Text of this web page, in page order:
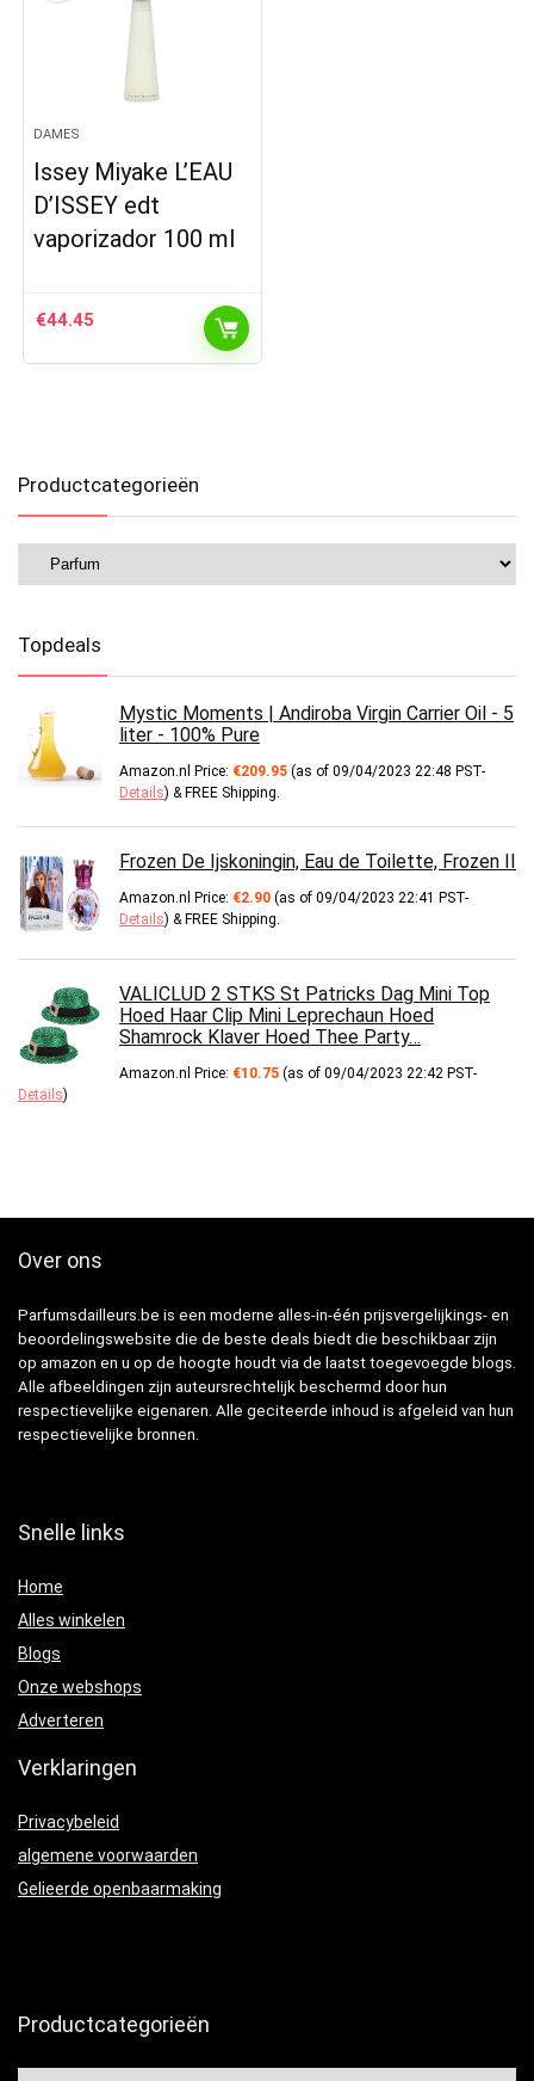
DAMES
Issey Miyake L’EAU
D’ISSEY edt
vaporizador 100 ml
€44.45
Productcategorieën
Topdeals
Mystic Moments | Andiroba Virgin Carrier Oil - 5
liter - 100% Pure
Amazon.nl Price: €209.95 (as of 09/04/2023 22:48 PST-
Details) & FREE Shipping.
Frozen De Ijskoningin, Eau de Toilette, Frozen II
Amazon.nl Price: €2.90 (as of 09/04/2023 22:41 PST-
Details) & FREE Shipping.
VALICLUD 2 STKS St Patricks Dag Mini Top
Hoed Haar Clip Mini Leprechaun Hoed
Shamrock Klaver Hoed Thee Party…
Amazon.nl Price: €10.75 (as of 09/04/2023 22:42 PST-
Details)
Over ons
Parfumsdailleurs.be is een moderne alles-in-één prijsvergelijkings- en
beoordelingswebsite die de beste deals biedt die beschikbaar zijn
op amazon en u op de hoogte houdt via de laatst toegevoegde blogs.
Alle afbeeldingen zijn auteursrechtelijk beschermd door hun
respectievelijke eigenaren. Alle geciteerde inhoud is afgeleid van hun
respectievelijke bronnen.
Snelle links
Home
Alles winkelen
Blogs
Onze webshops
Adverteren
Verklaringen
Privacybeleid
algemene voorwaarden
Gelieerde openbaarmaking
Productcategorieën